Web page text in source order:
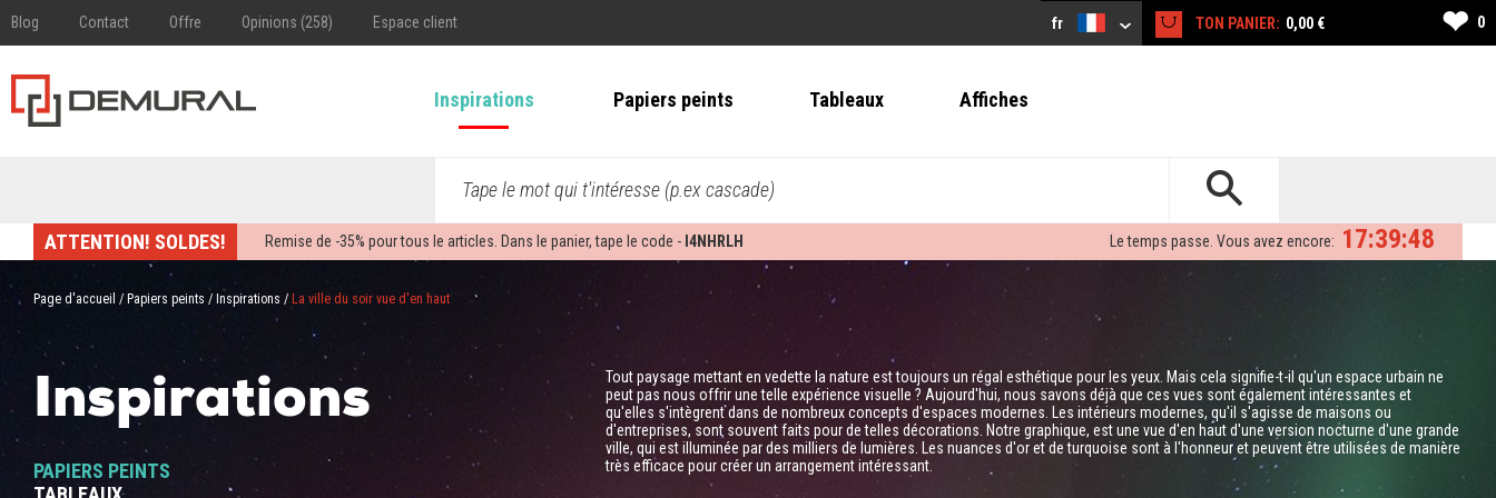
Blog Contact Offre Opinions (258) Espace client fr TON PANIER: 0,00 € ❤ 0
Inspirations Papiers peints Tableaux Affiches
Tape le mot qui t'intéresse (p.ex cascade)
ATTENTION! SOLDES! Remise de -35% pour tous le articles. Dans le panier, tape le code - I4NHRLH 17:39:47
Le temps passe. Vous avez encore:
Page d'accueil / Papiers peints / Inspirations / La ville du soir vue d'en haut
Inspirations
PAPIERS PEINTS
Tout paysage mettant en vedette la nature est toujours un régal esthétique pour les yeux. Mais cela signifie-t-il qu'un espace urbain ne
peut pas nous offrir une telle expérience visuelle ? Aujourd'hui, nous savons déjà que ces vues sont également intéressantes et
qu'elles s'intègrent dans de nombreux concepts d'espaces modernes. Les intérieurs modernes, qu'il s'agisse de maisons ou
d'entreprises, sont souvent faits pour de telles décorations. Notre graphique, est une vue d'en haut d'une version nocturne d'une grande
ville, qui est illuminée par des milliers de lumières. Les nuances d'or et de turquoise sont à l'honneur et peuvent être utilisées de manière
très efficace pour créer un arrangement intéressant.